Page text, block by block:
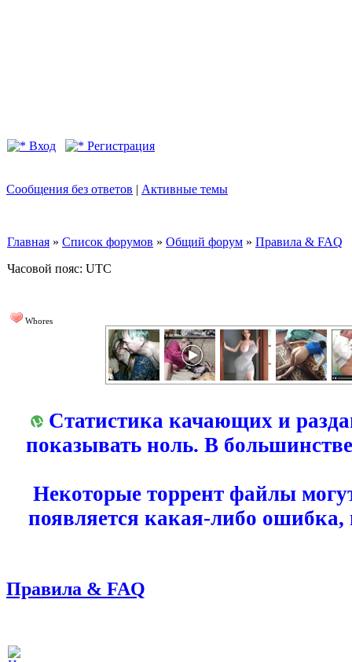
Вход Регистрация
Сообщения без ответов | Активные темы
Главная » Список форумов » Общий форум » Правила & FAQ
Часовой пояс: UTC
Whores
Статистика качающих и
показывать ноль. В
Некоторые торрент файлы
появляется какая-либо
Правила & FAQ